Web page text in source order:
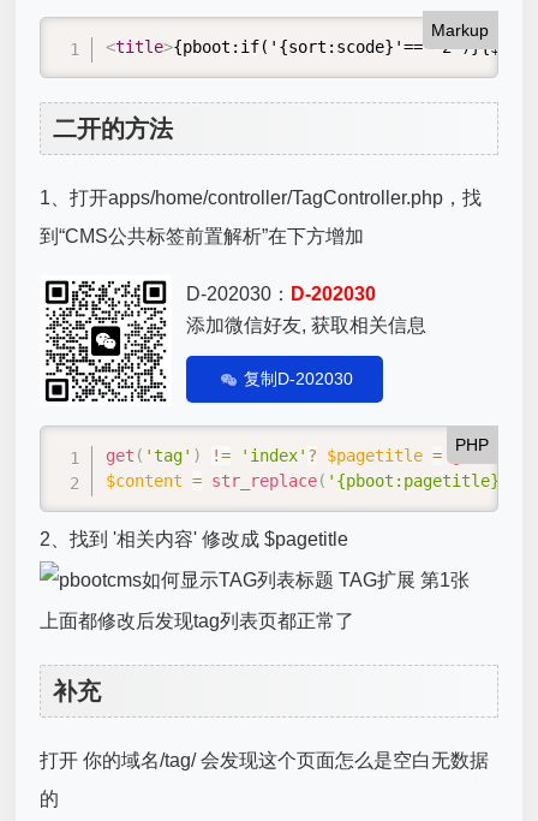
Markup
<title>{pboot:if('{sort:scode}'=='-
二开的方法
1、打开apps/home/controller/TagController.php，找
到“CMS公共标签前置解析”在下方增加
D-202030： D-202030
添加微信好友, 获取相关信息
复制D-202030
PHP
get ( 'tag' ) != 'index' ? $pagetitle = get(
$content = str_replace( '{pboot:pagetitle}'
2、找到 '相关内容' 修改成 $pagetitle
上面都修改后发现tag列表页都正常了
补充
打开 你的域名/tag/ 会发现这个页面怎么是空白无数据
的